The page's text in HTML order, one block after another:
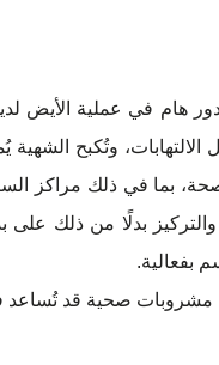
دور هام في عملية
الالتهابات، وتُكبح
بدلًا من ذلك على
بفعالية.